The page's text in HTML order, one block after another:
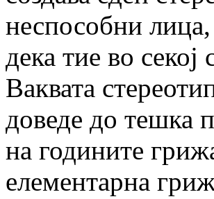
неспособни
дека тие во
Ваквата
доведе до тешка
на годините
елементарна